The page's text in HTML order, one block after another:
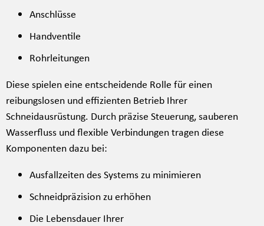
Anschlüsse
Handventile
Rohrleitungen
Diese spielen eine entscheidende Rolle für einen
reibungslosen und effizienten Betrieb Ihrer
Schneidausrüstung. Durch präzise Steuerung, sauberen
Wasserfluss und flexible Verbindungen tragen diese
Komponenten dazu bei:
Ausfallzeiten des Systems zu minimieren
Schneidpräzision zu erhöhen
Die Lebensdauer Ihrer